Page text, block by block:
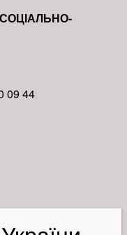
09 44